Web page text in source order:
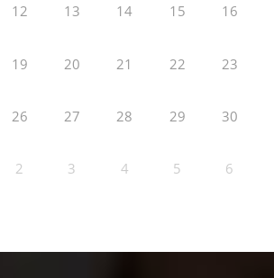
12 13 14 15 16
19 20 21 22 23
26 27 28 29 30
2 3 4 5 6